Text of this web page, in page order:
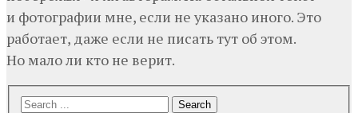
и фотографии мне, если не указано иного. Это
работает, даже если не писать тут об этом.
Но мало ли кто не верит.
Search